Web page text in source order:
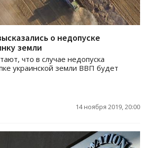
о недопуске
земли
что в случае недопуска
украинской земли ВВП будет
14 ноября 2019, 20:00